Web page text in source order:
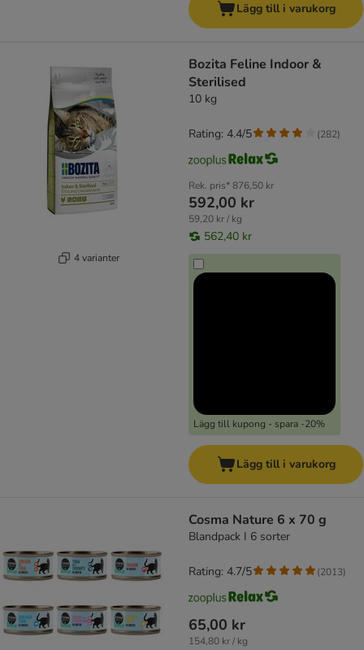
Lägg till i varukorg
4 varianter
Bozita Feline Indoor &
Sterilised
10 kg
Rek. pris*876,50 kr
592,00 kr
59,20 kr / kg
562,40 kr
Lägg till kupong - spara -20%
Rating: 4.4/5 (282)
Lägg till i varukorg
Cosma Nature 6 x 70 g
Blandpack I 6 sorter
65,00 kr
154,80 kr / kg
Rating: 4.7/5 (2013)